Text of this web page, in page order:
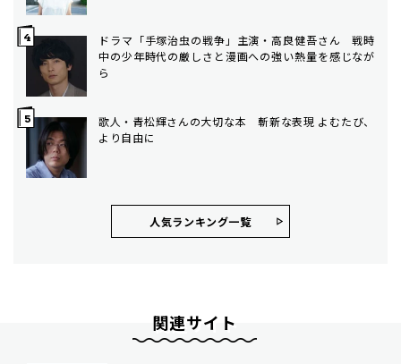
ドラマ「手塚治虫の戦争」主演・高良健吾さん 戦時
中の少年時代の厳しさと漫画への強い熱量を感じなが
ら
歌人・青松輝さんの大切な本 斬新な表現 よむたび、
より自由に
人気ランキング⼀覧
関連サイト